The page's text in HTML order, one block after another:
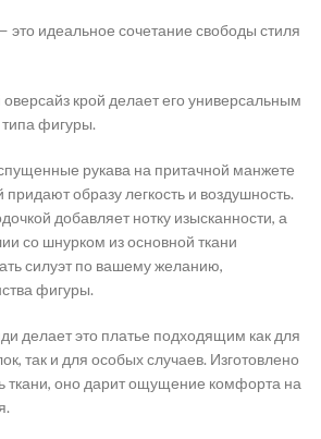
это идеальное сочетание свободы стиля
крой делает его универсальным
фигуры.
рукава на притачной манжете
придают образу легкость и воздушность.
добавляет нотку изысканности, а
со шнурком из основной ткани
силуэт по вашему желанию,
фигуры.
делает это платье подходящим как для
так и для особых случаев. Изготовлено
ткани, оно дарит ощущение комфорта на